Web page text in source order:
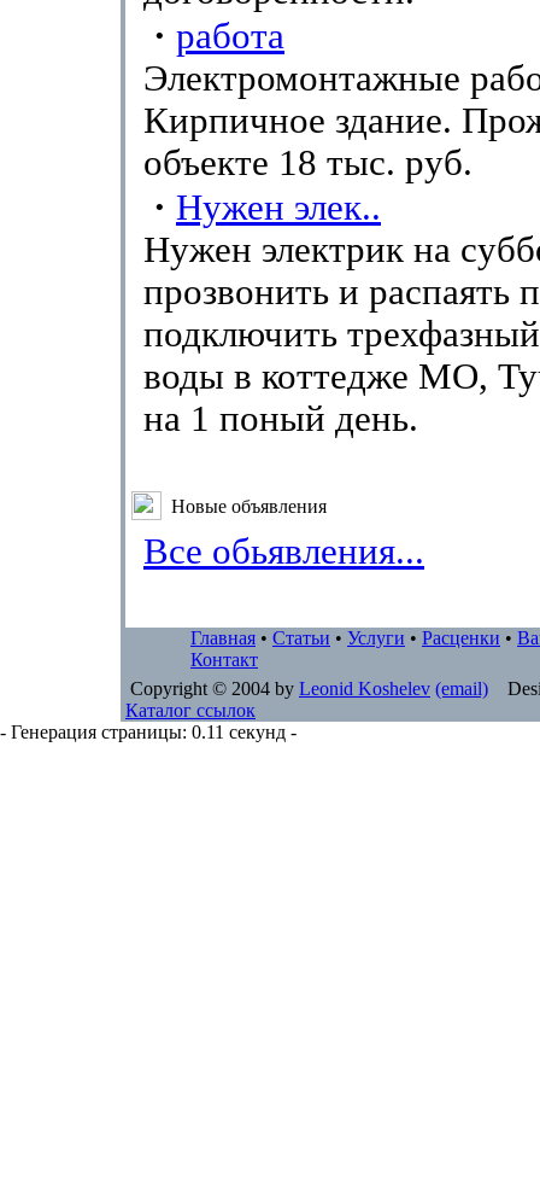
· работа
Электромонтажные
Кирпичное здание.
объекте 18 тыс. руб.
· Нужен элек..
Нужен электрик на
прозвонить и распаять
подключить трехфазный
воды в коттедже МО,
на 1 поный день.
Новые объявления
Все обьявления...
Главная • Статьи • Услуги • Расценки •
Контакт
Copyright © 2004 by Leonid Koshelev (email)
Каталог ссылок
- Генерация страницы: 0.11 секунд -